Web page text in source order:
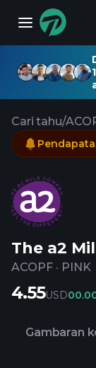
Cari tahu/
The a2
ACOPF · PINK
4.55USD0
Gambaran